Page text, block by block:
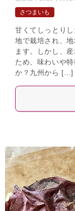
さつまいも
甘くてしっとり
地で栽培され、
ます。しかし、
ため、味わいや
か？九州から […]